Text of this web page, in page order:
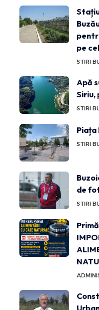
pe
STIRI
Apă
Siriu,
STIRI
Piața
STIRI
de
STIRI